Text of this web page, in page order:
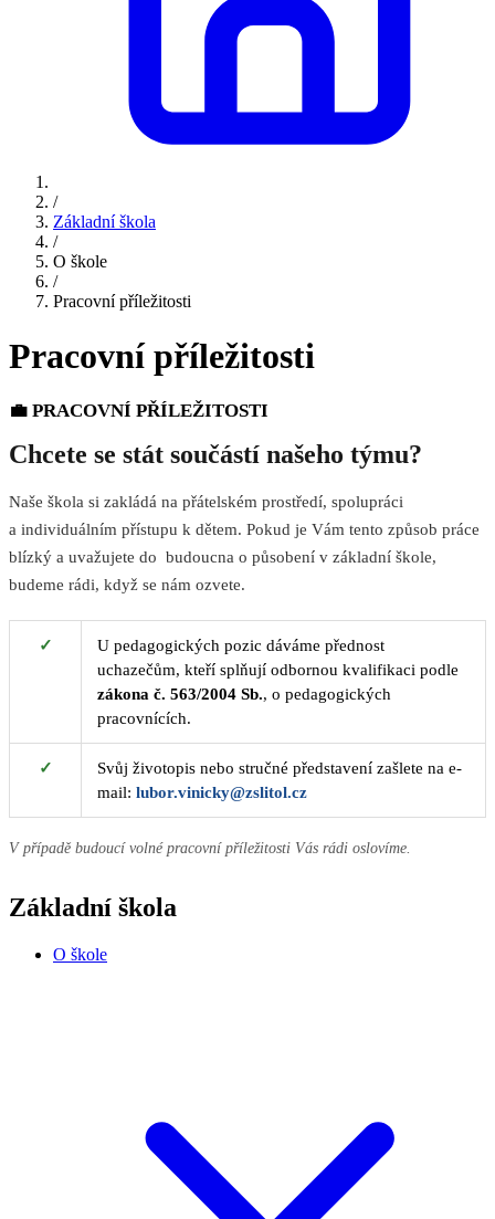
/
Základní škola
/
O škole
/
Pracovní příležitosti
Pracovní příležitosti
💼 PRACOVNÍ PŘÍLEŽITOSTI
Chcete se stát součástí našeho týmu?
Naše škola si zakládá na přátelském prostředí, spolupráci
a individuálním přístupu k dětem. Pokud je Vám tento způsob práce
blízký a uvažujete do budoucna o působení v základní škole,
budeme rádi, když se nám ozvete.
✓
U pedagogických pozic dáváme přednost
uchazečům, kteří splňují odbornou kvalifikaci podle
zákona č. 563/2004 Sb., o pedagogických
pracovnících.
✓
Svůj životopis nebo stručné představení zašlete na e-
mail:lubor.vinicky@zslitol.cz
V případě budoucí volné pracovní příležitosti Vás rádi oslovíme.
Základní škola
O škole